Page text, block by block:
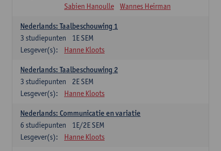
Sabien Hanoulle
Wannes Heirman
Nederlands: Taalbeschouwing 1
1E SEM
3 studiepunten
Lesgever(s):
Hanne Kloots
Nederlands: Taalbeschouwing 2
2E SEM
3 studiepunten
Lesgever(s):
Hanne Kloots
Nederlands: Communicatie en variatie
1E/2E SEM
6 studiepunten
Lesgever(s):
Hanne Kloots